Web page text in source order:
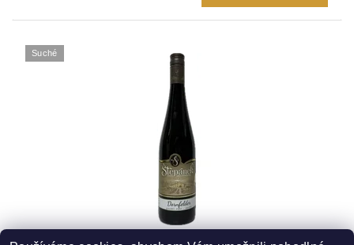
Suché
ŠTĚPÁNEK DORNFELDER PS 2023 - SUCHÉ